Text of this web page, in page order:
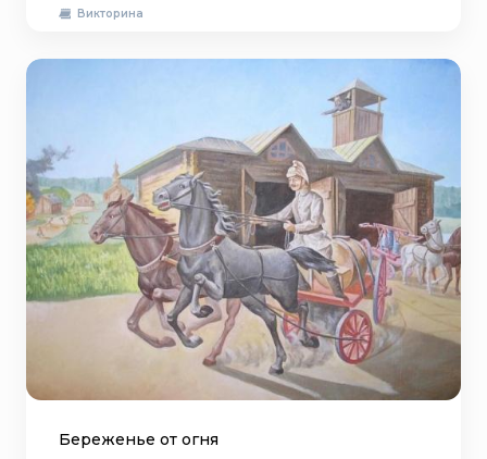
Викторина
Береженье от огня